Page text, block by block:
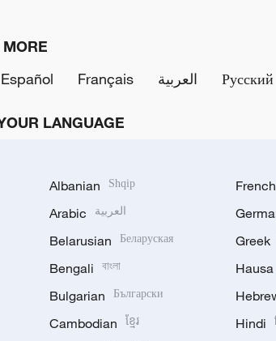
Español Français العربية Русский
LANGUAGE
Albanian Shqip
Arabic العربية
Belarusian Беларуская
Bengali বাংলা
Bulgarian Български
Cambodian ខ្មែរ
French
Greek
Hausa
Hindi